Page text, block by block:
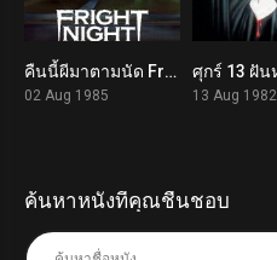
7.1คืนนี้ผีมาตามนัด Fright Night (1985)
02 Aug 1985 13 Aug 1982
ค้นหาหนังที่คุณชื่นชอบ